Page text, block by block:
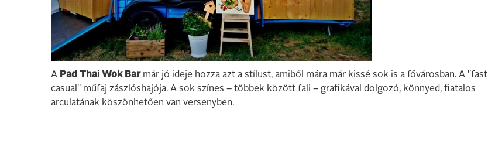
A Pad Thai Wok Barmár jó ideje hozza azt a stílust, amiből mára már kissé sok is a fővárosban. A "fast
casual" műfaj zászlóshajója. A sok színes – többek között fali – grafikával dolgozó, könnyed, fiatalos
arculatának köszönhetően van versenyben.